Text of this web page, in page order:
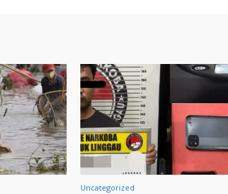
Uncategorized